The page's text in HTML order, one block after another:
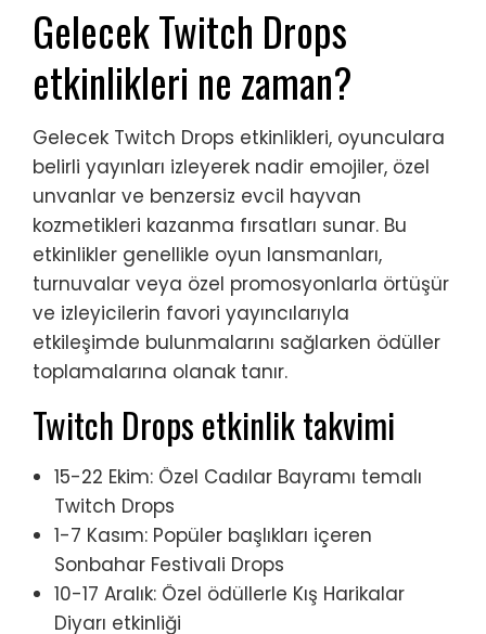
Gelecek Twitch Drops
etkinlikleri ne zaman?
Gelecek Twitch Drops etkinlikleri, oyunculara
belirli yayınları izleyerek nadir emojiler, özel
unvanlar ve benzersiz evcil hayvan
kozmetikleri kazanma fırsatları sunar. Bu
etkinlikler genellikle oyun lansmanları,
turnuvalar veya özel promosyonlarla örtüşür
ve izleyicilerin favori yayıncılarıyla
etkileşimde bulunmalarını sağlarken ödüller
toplamalarına olanak tanır.
Twitch Drops etkinlik takvimi
15-22 Ekim: Özel Cadılar Bayramı temalı
Twitch Drops
1-7 Kasım: Popüler başlıkları içeren
Sonbahar Festivali Drops
10-17 Aralık: Özel ödüllerle Kış Harikalar
Diyarı etkinliği